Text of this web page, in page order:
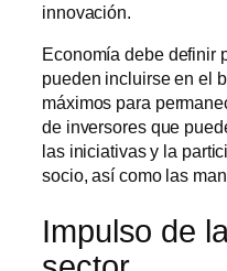
innovación.
Economía debe definir
pueden incluirse en el
máximos para
de inversores que
las iniciativas y la
socio, así como las
Impulso de